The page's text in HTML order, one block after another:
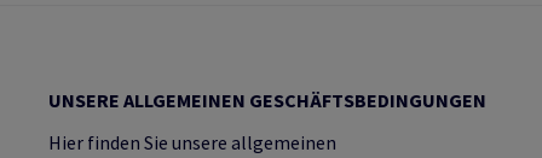
UNSERE ALLGEMEINEN GESCHÄFTSBEDINGUNGEN
Hier finden Sie unsere allgemeinen